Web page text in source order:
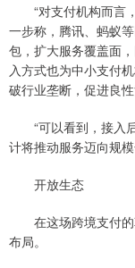
“对支付机构而言，
一步称，腾讯、蚂蚁
包，扩大服务覆盖面
入方式也为中小支付
破行业垄断，促进良性
“可以看到，接入后
计将推动服务迈向规模
开放生态
在这场跨境支付的
布局。